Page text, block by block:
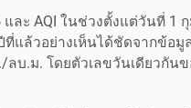
และ AQI ในช่วงตั้งแต่วันที่
ที่แล้วอย่างเห็นได้ชัดจากข้อ
บ.ม. โดยตัวเลขวันเดียวกัน